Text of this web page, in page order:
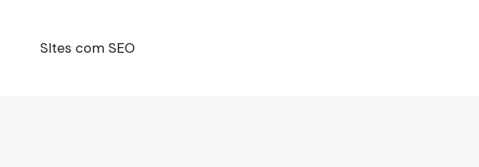
conteúdoSItes com SEO